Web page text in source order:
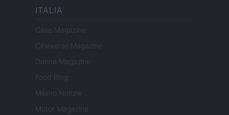
ITALIA
Casa Magazine
Cineverse Magazine
Donne Magazine
Food Blog
Milano Notizie
Motor Magazine